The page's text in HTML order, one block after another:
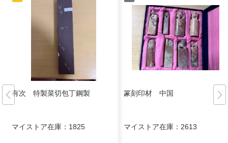
有次 特製菜切包丁鋼製
マイストア在庫： 1825
篆刻印材 中国
マイストア在庫： 2613